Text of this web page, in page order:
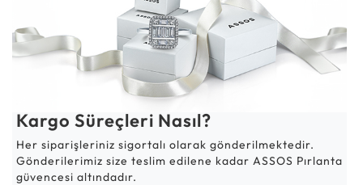
Kargo Süreçleri Nasıl?
Her siparişleriniz sigortalı olarak gönderilmektedir.
Gönderilerimiz size teslim edilene kadar ASSOS Pırlanta
güvencesi altındadır.